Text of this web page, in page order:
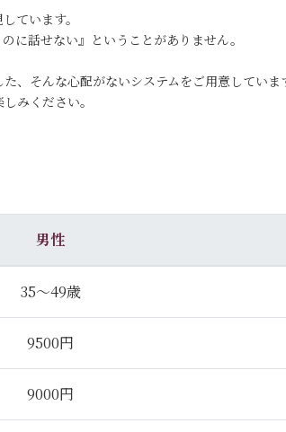
ています。
に話せない』ということがありません。
、そんな心配がないシステムをご用意してい
みください。
男性
35～49歳
9500円
9000円